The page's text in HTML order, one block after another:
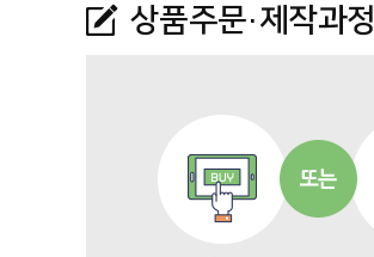
상품주문·제작과정